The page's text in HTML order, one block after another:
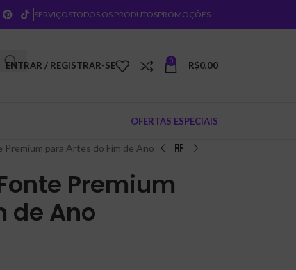
SERVIÇOSTODOS OS PRODUTOSPROMOÇÕES
ENTRAR / REGISTRAR-SE 0 R$0,00
OFERTAS ESPECIAIS
Premium para Artes do Fim de Ano
Premium
de Ano